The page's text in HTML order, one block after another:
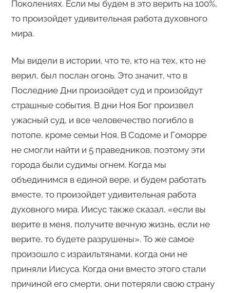
Поколениях. Если мы будем в это верить на 100%,
то произойдет удивительная работа духовного
мира.
Мы видели в истории, что те, кто на тех, кто не
верил, был послан огонь. Это значит, что в
Последние Дни произойдет суд и произойдут
страшные события. В дни Ноя Бог произвел
ужасный суд, и все человечество погибло в
потопе, кроме семьи Ноя. В Содоме и Гоморре
не смогли найти и 5 праведников, поэтому эти
города были судимы огнем. Когда мы
объединимся в единой вере, и будем работать
вместе, то произойдет удивительная работа
духовного мира. Иисус также сказал, «если вы
верите в меня, получите вечную жизнь, если не
верите, то будете разрушены». То же самое
произошло с израильтянами, когда они не
приняли Иисуса. Когда они вместо этого стали
причиной его смерти, они потеряли свою страну